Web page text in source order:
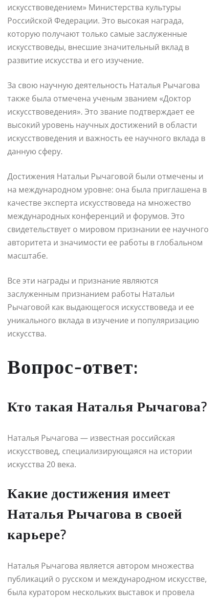
искусствоведением» Министерства культуры
Российской Федерации. Это высокая награда,
которую получают только самые заслуженные
искусствоведы, внесшие значительный вклад в
развитие искусства и его изучение.
За свою научную деятельность Наталья Рычагова
также была отмечена ученым званием «Доктор
искусствоведения». Это звание подтверждает ее
высокий уровень научных достижений в области
искусствоведения и важность ее научного вклада в
данную сферу.
Достижения Натальи Рычаговой были отмечены и
на международном уровне: она была приглашена в
качестве эксперта искусствоведа на множество
международных конференций и форумов. Это
свидетельствует о мировом признании ее научного
авторитета и значимости ее работы в глобальном
масштабе.
Все эти награды и признание являются
заслуженным признанием работы Натальи
Рычаговой как выдающегося искусствоведа и ее
уникального вклада в изучение и популяризацию
искусства.
Вопрос-ответ:
Кто такая Наталья Рычагова?
Наталья Рычагова — известная российская
искусствовед, специализирующаяся на истории
искусства 20 века.
Какие достижения имеет
Наталья Рычагова в своей
карьере?
Наталья Рычагова является автором множества
публикаций о русском и международном искусстве,
была куратором нескольких выставок и провела